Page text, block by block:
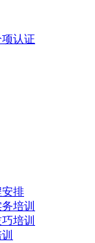
认证
安排
培训
培训